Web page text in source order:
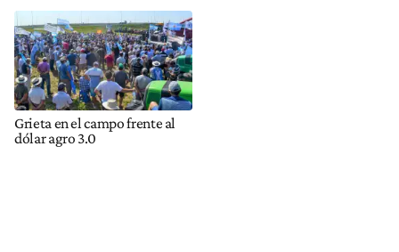
Grieta en el campo frente al
dólar agro 3.0